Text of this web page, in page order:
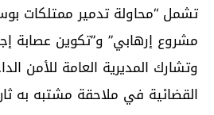
تشمل “محاولة تدمير ممتلكات
مشروع إرهابي” و”تكوين عصابة
القضائية في ملاحقة مشتبه به